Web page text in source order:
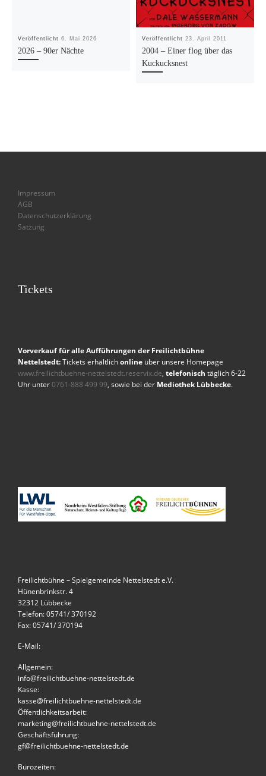
Veröffentlicht6. Mai 2026
2026 – 90er Nächte
Veröffentlicht23. April 2011
2004 – Einer flog über das
Kuckucksnest
Impressum
AGB
Datenschutzerklärung
Satzung
Tickets
Vorverkauf für alle Aufführungen der Freilichtbühne
Nettelstedt:Tickets erhältlich online über unsere Homepage
www.freilichtbuehne-nettelstedt.reservix.de telefonisch täglich 6-22
Uhr unter 0761-888 499 99 , sowie bei der Mediothek Lübbecke.
Freilichtbühne – Spielgemeinde Nettelstedt e.V.
Hünenbrinkstr. 4
32312 Lübbecke
Telefon: 05741/ 370192
Fax: 05741/ 370194
E-Mail:
Allgemein:
info@freilichtbuehne-nettelstedt.de
Kasse:
kasse@freilichtbuehne-nettelstedt.de
Öffentlichkeitsarbeit:
marketing@freilichtbuehne-nettelstedt.de
Geschäftsführung:
gf@freilichtbuehne-nettelstedt.de
Bürozeiten: